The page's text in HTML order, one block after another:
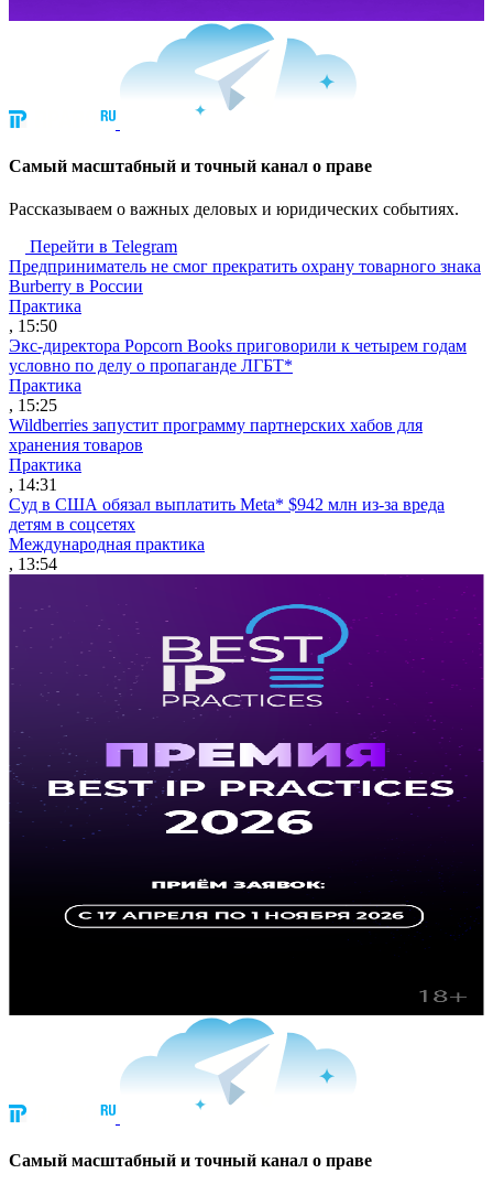
Cамый масштабный и точный канал о праве
Рассказываем о важных деловых и юридических событиях.
Перейти в Telegram
Предприниматель не смог прекратить охрану товарного знака
Burberry в России
Практика
, 15:50
Экс-директора Popcorn Books приговорили к четырем годам
условно по делу о пропаганде ЛГБТ*
Практика
, 15:25
Wildberries запустит программу партнерских хабов для
хранения товаров
Практика
, 14:31
Суд в США обязал выплатить Meta* $942 млн из-за вреда
детям в соцсетях
Международная практика
, 13:54
Cамый масштабный и точный канал о праве